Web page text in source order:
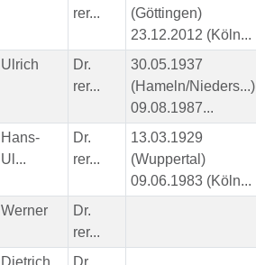
rer...
(Göttingen)
23.12.2012 (Köln...
Ulrich
Dr.
rer...
30.05.1937
(Hameln/Nieders...)
09.08.1987...
Hans-
Ul...
Dr.
rer...
13.03.1929
(Wuppertal)
09.06.1983 (Köln...
Werner
Dr.
rer...
Dietrich
Dr.